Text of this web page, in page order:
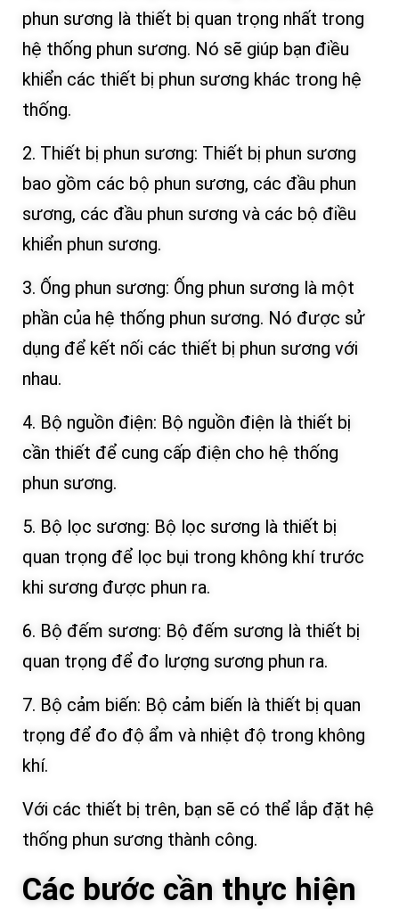
phun sương là thiết bị quan trọng nhất trong
hệ thống phun sương. Nó sẽ giúp bạn điều
khiển các thiết bị phun sương khác trong hệ
thống.
2. Thiết bị phun sương: Thiết bị phun sương
bao gồm các bộ phun sương, các đầu phun
sương, các đầu phun sương và các bộ điều
khiển phun sương.
3. Ống phun sương: Ống phun sương là một
phần của hệ thống phun sương. Nó được sử
dụng để kết nối các thiết bị phun sương với
nhau.
4. Bộ nguồn điện: Bộ nguồn điện là thiết bị
cần thiết để cung cấp điện cho hệ thống
phun sương.
5. Bộ lọc sương: Bộ lọc sương là thiết bị
quan trọng để lọc bụi trong không khí trước
khi sương được phun ra.
6. Bộ đếm sương: Bộ đếm sương là thiết bị
quan trọng để đo lượng sương phun ra.
7. Bộ cảm biến: Bộ cảm biến là thiết bị quan
trọng để đo độ ẩm và nhiệt độ trong không
khí.
Với các thiết bị trên, bạn sẽ có thể lắp đặt hệ
thống phun sương thành công.
Các bước cần thực hiện